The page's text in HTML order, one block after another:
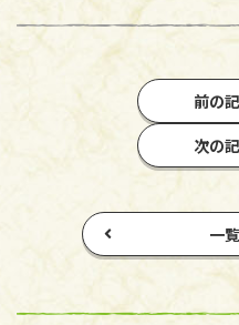
前の
次の
一